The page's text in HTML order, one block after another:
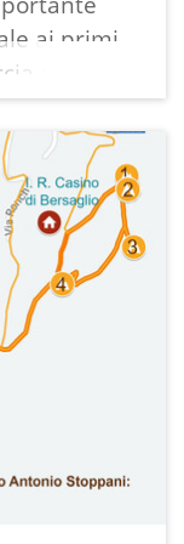
:
a strati
e la
ben
ben
dal punto
e
a monte
ai primi
alla sua